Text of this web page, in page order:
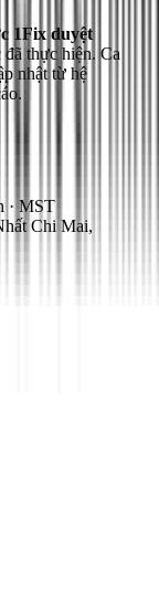
1Fix duyệt
thực hiện. Ca
nhật từ hệ
· MST
Chi Mai,